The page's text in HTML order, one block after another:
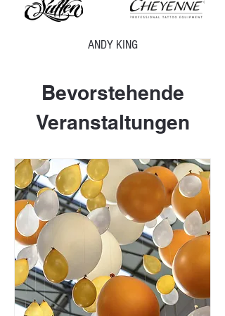
ANDY KING
Bevorstehende
Veranstaltungen